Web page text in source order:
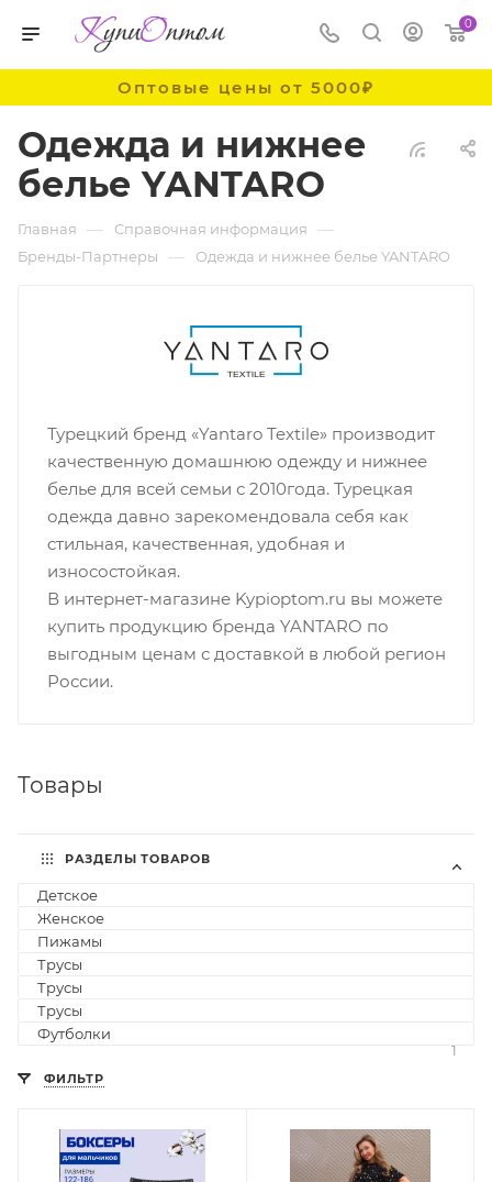
0
Оптовые цены от 5000₽
Одежда и нижнее
белье YANTARO
Главная — Справочная информация —
Бренды-Партнеры — Одежда и нижнее белье YANTARO
Турецкий бренд «Yantaro Textile» производит
качественную домашнюю одежду и нижнее
белье для всей семьи с 2010года. Турецкая
одежда давно зарекомендовала себя как
стильная, качественная, удобная и
износостойкая.
В интернет-магазине Kypioptom.ru вы можете
купить продукцию бренда YANTARO по
выгодным ценам с доставкой в любой регион
России.
Товары
РАЗДЕЛЫ ТОВАРОВ
Детское
Женское
Пижамы
Трусы
Трусы
Трусы
Футболки
1
ФИЛЬТР